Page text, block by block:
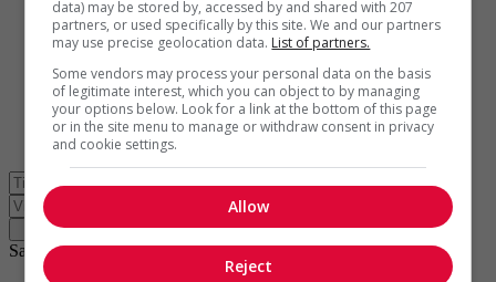
En
Santé
data) may be stored by, accessed by and shared with 207
partners, or used specifically by this site. We and our partners
may use precise geolocation data. List of partners.
Some vendors may process your personal data on the basis
of legitimate interest, which you can object to by managing
your options below. Look for a link at the bottom of this page
or in the site menu to manage or withdraw consent in privacy
and cookie settings.
Allow
Reject